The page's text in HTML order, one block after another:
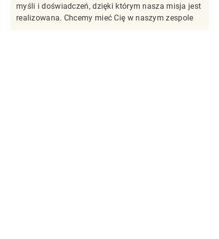
myśli i doświadczeń, dzięki którym nasza misja jest
realizowana. Chcemy mieć Cię w naszym zespole